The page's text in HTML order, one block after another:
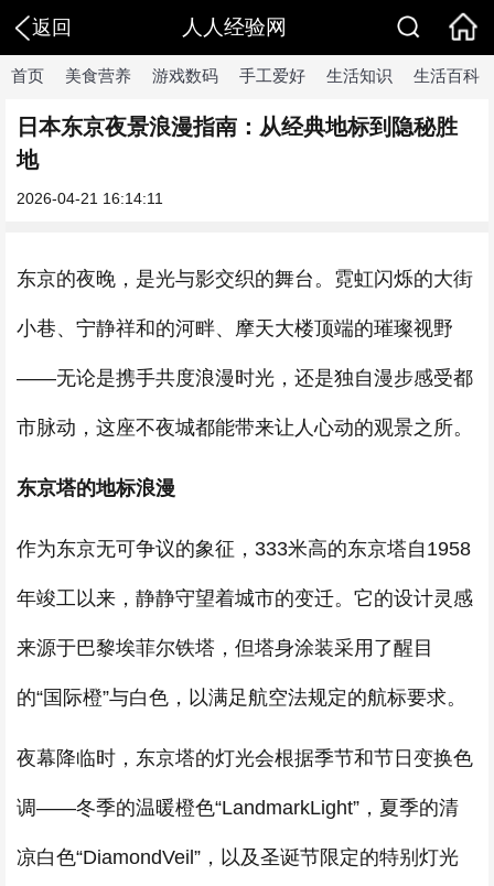
返回 人人经验网
首页 美食营养 游戏数码 手工爱好 生活知识 生活百科
日本东京夜景浪漫指南：从经典地标到隐秘胜
地
2026-04-21 16:14:11
东京的夜晚，是光与影交织的舞台。霓虹闪烁的大街
小巷、宁静祥和的河畔、摩天大楼顶端的璀璨视野
——无论是携手共度浪漫时光，还是独自漫步感受都
市脉动，这座不夜城都能带来让人心动的观景之所。
东京塔的地标浪漫
作为东京无可争议的象征，333米高的东京塔自1958
年竣工以来，静静守望着城市的变迁。它的设计灵感
来源于巴黎埃菲尔铁塔，但塔身涂装采用了醒目
的“国际橙”与白色，以满足航空法规定的航标要求。
夜幕降临时，东京塔的灯光会根据季节和节日变换色
调——冬季的温暖橙色“LandmarkLight”，夏季的清
凉白色“DiamondVeil”，以及圣诞节限定的特别灯光